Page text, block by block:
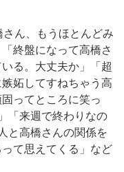
ん、もうほとんどみ
終盤になって高橋さ
る。大丈夫か」「超
妬してすねちゃう高
ってところに笑っ
「来週で終わりなの
と高橋さんの関係を
て思えてくる」など